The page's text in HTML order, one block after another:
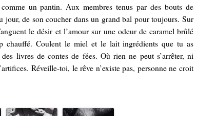
un pantin. Aux membres tenus par des bouts de
de son coucher dans un grand bal pour toujours. Sur
le désir et l’amour sur une odeur de caramel brûlé
chauffé. Coulent le miel et le lait ingrédients que tu as
livres de contes de fées. Où rien ne peut s’arrêter, ni
Réveille-toi, le rêve n’existe pas, personne ne croit